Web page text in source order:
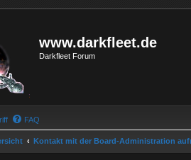
www.darkfleet.de
Darkfleet Forum
FAQ
Kontakt mit der Board-Administration